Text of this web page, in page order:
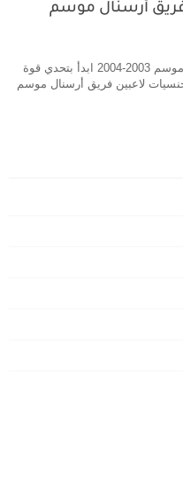
فريق أرسنال موسم
اختبار معرفة جنسيات لاعبين فريق أرسنال موسم 2003-2004 ابدأ بتحدي قوة
لاعبين فريق أرسنال موسم